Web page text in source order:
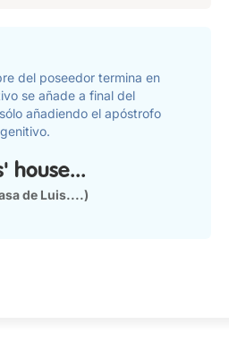
del poseedor termina en
se añade a final del
añadiendo el apóstrofo
house...
de Luis....)